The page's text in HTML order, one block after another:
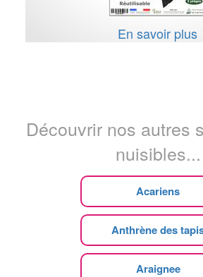
En savoir plus
Découvrir nos autres
nuisibles...
Acariens
Anthrène des
Araignee